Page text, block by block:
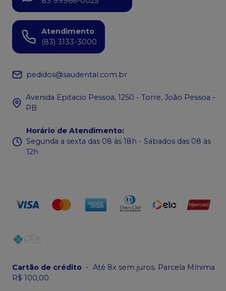
Atendimento
(83) 3133-3000
pedidos@saudental.com.br
Avenida Epitacio Pessoa, 1250 - Torre, João Pessoa -
PB
Horário de Atendimento:
Segunda a sexta das 08 às 18h - Sábados das 08 às
12h
Cartão de crédito - Até 8x sem juros. Parcela Mínima
R$ 100,00.